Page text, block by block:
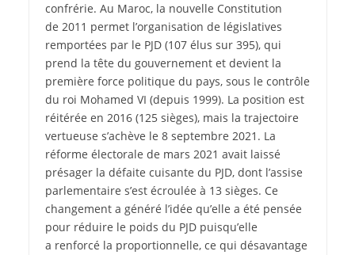
confrérie. Au Maroc, la nouvelle Constitution
de 2011 permet l’organisation de législatives
remportées par le PJD (107 élus sur 395), qui
prend la tête du gouvernement et devient la
première force politique du pays, sous le contrôle
du roi Mohamed VI (depuis 1999). La position est
réitérée en 2016 (125 sièges), mais la trajectoire
vertueuse s’achève le 8 septembre 2021. La
réforme électorale de mars 2021 avait laissé
présager la défaite cuisante du PJD, dont l’assise
parlementaire s’est écroulée à 13 sièges. Ce
changement a généré l’idée qu’elle a été pensée
pour réduire le poids du PJD puisqu’elle
a renforcé la proportionnelle, ce qui désavantage